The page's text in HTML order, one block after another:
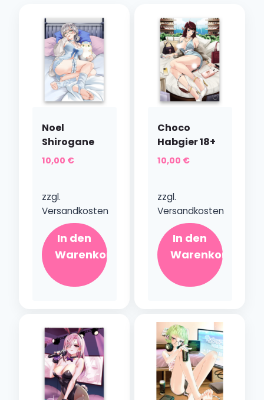
Noel
Shirogane
10,00 €
zzgl.
Versandkosten
In den
Warenkorb
Choco
Habgier 18+
10,00 €
zzgl.
Versandkosten
In den
Warenkorb